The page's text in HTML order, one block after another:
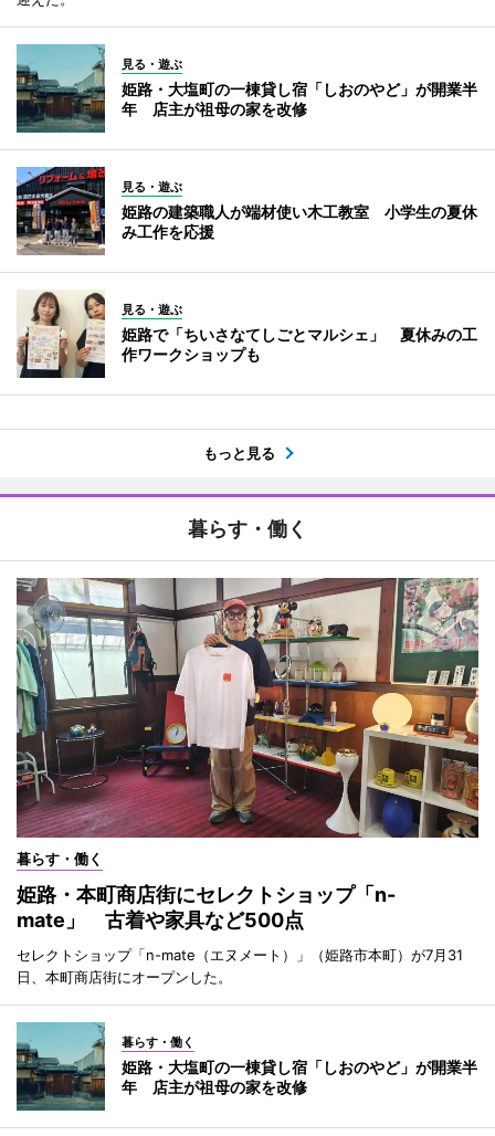
見る・遊ぶ
姫路・大塩町の一棟貸し宿「しおのやど」が開業半
年 店主が祖母の家を改修
見る・遊ぶ
姫路の建築職人が端材使い木工教室 小学生の夏休
み工作を応援
見る・遊ぶ
姫路で「ちいさなてしごとマルシェ」 夏休みの工
作ワークショップも
もっと見る
暮らす・働く
暮らす・働く
姫路・本町商店街にセレクトショップ「n-
mate」 古着や家具など500点
セレクトショップ「n-mate（エヌメート）」（姫路市本町）が7月31
日、本町商店街にオープンした。
暮らす・働く
姫路・大塩町の一棟貸し宿「しおのやど」が開業半
年 店主が祖母の家を改修